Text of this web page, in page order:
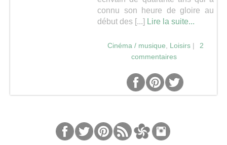
connu son heure de gloire au
début des [...] Lire la suite...
Cinéma / musique Loisirs|
2
commentaires